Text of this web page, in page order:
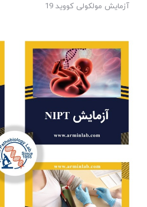
آزمایش مولکولی کووید 19